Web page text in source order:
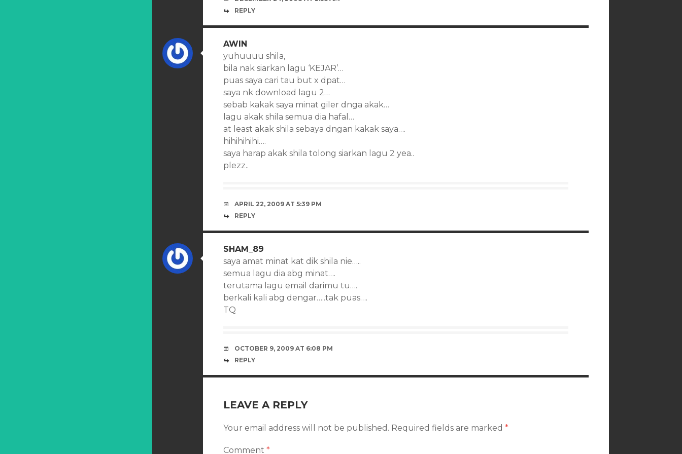
REPLY
AWIN
yuhuuuu shila,
bila nak siarkan lagu ‘KEJAR’…
puas saya cari tau but x dpat…
saya nk download lagu 2…
sebab kakak saya minat giler dnga akak…
lagu akak shila semua dia hafal…
at least akak shila sebaya dngan kakak saya….
hihihihihi….
saya harap akak shila tolong siarkan lagu 2 yea..
plezz..
APRIL 22, 2009 AT 5:39 PM
REPLY
SHAM_89
saya amat minat kat dik shila nie…..
semua lagu dia abg minat….
terutama lagu email darimu tu….
berkali kali abg dengar…..tak puas….
TQ
OCTOBER 9, 2009 AT 6:08 PM
REPLY
LEAVE A REPLY
Your email address will not be published. Required fields are marked *
Comment *